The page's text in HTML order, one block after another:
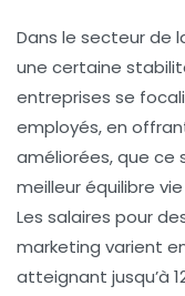
Dans le secteur de
une certaine
entreprises se
employés, en
améliorées, que ce
meilleur équilibre
Les salaires pour
marketing varient
atteignant jusqu’à